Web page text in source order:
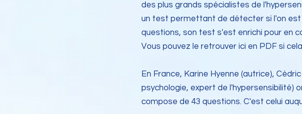
des plus grands spécialistes de
un test permettant de détecter si l'on est
questions, son test s'est enrichi pour en
Vous pouvez le retrouver ici en PDF si
En France, Karine Hyenne (autrice),
psychologie, expert de l'hypersensibilité)
compose de 43 questions. C'est celui